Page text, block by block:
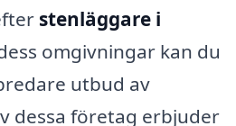
stenläggare i
omgivningar kan du
utbud av
dessa företag erbjuder